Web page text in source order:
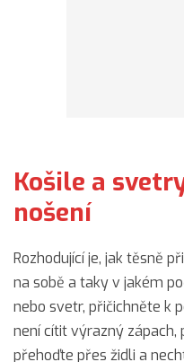
Košile a
nošení
Rozhodující je, jak těsně
na sobě a taky v jakém
nebo svetr, přičichněte k
není cítit výrazný zápach,
přehoďte přes židli a